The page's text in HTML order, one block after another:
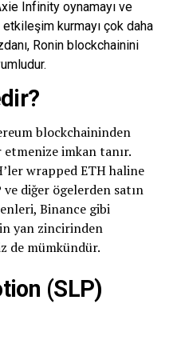
Infinity oynamayı ve
kurmayı çok daha
Ronin blockchainini
blockchaininden
imkan tanır.
wrapped ETH haline
ve diğer ögelerden satın
Binance gibi
yan zincirinden
de mümkündür.
(SLP)